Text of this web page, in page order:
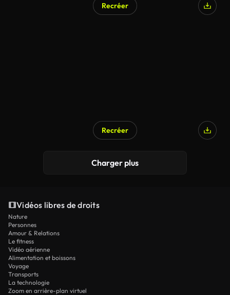
Recréer
Recréer
Charger plus
Vidéos libres de droits
Nature
Personnes
Amour & Relations
Le fitness
Vidéo aérienne
Alimentation et boissons
Voyage
Transports
La technologie
Zoom en arrière-plan virtuel